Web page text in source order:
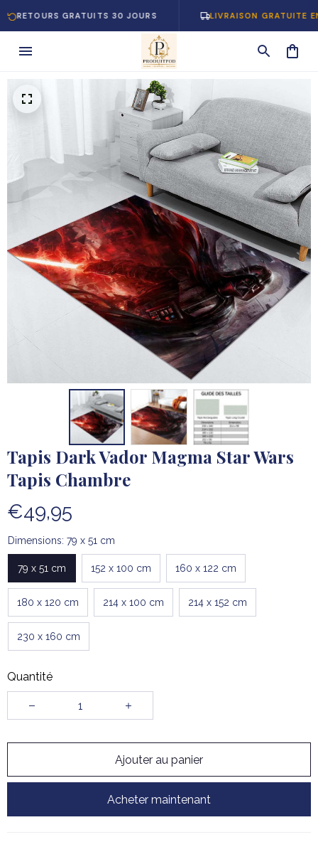
GRATUITS 30 JOURS LIVRAISON GRATUITE EN
Tapis Dark Vador Magma Star Wars
Tapis Chambre
€49,95
Dimensions: 79 x 51 cm
79 x 51 cm 152 x 100 cm 160 x 122 cm
180 x 120 cm 214 x 100 cm 214 x 152 cm
230 x 160 cm
Quantité
Ajouter au panier
Acheter maintenant